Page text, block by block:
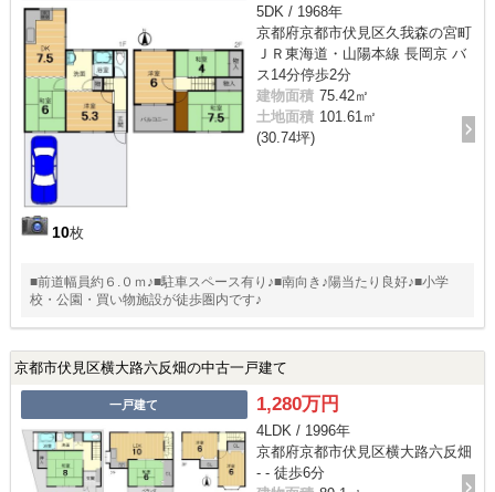
10枚
5DK / 1968年
京都府京都市伏見区久我森の宮町
ＪＲ東海道・山陽本線 長岡京 バ
ス14分停歩2分
建物面積 75.42㎡
土地面積 101.61㎡
(30.74坪)
■前道幅員約６.０ｍ♪■駐車スペース有り♪■南向き♪陽当たり良好♪■小学
校・公園・買い物施設が徒歩圏内です♪
京都市伏見区横大路六反畑の中古一戸建て
一戸建て 1,280万円
4LDK / 1996年
京都府京都市伏見区横大路六反畑
- - 徒歩6分